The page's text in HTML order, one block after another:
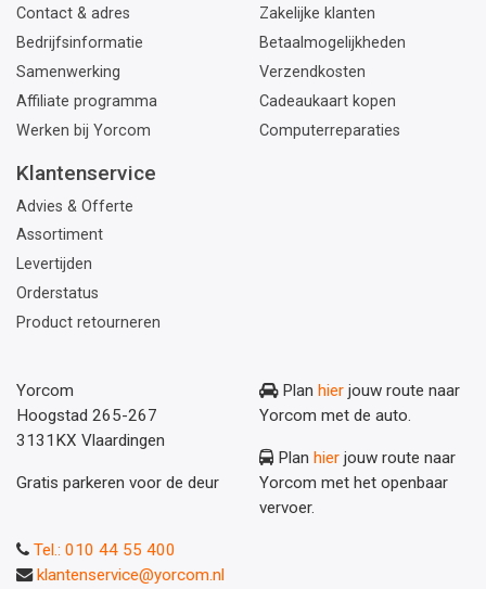
Contact & adres
Bedrijfsinformatie
Samenwerking
Affiliate programma
Werken bij Yorcom
Zakelijke klanten
Betaalmogelijkheden
Verzendkosten
Cadeaukaart kopen
Computerreparaties
Klantenservice
Advies & Offerte
Assortiment
Levertijden
Orderstatus
Product retourneren
Yorcom
Hoogstad 265-267
3131KX Vlaardingen
Gratis parkeren voor de deur
Plan hier jouw route naar
Yorcom met de auto.
Plan hier jouw route naar
Yorcom met het openbaar
vervoer.
Tel.: 010 44 55 400
klantenservice@yorcom.nl